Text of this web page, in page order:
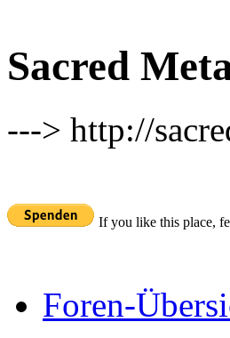
Sacred
---> http://
If you like this place,
Foren-